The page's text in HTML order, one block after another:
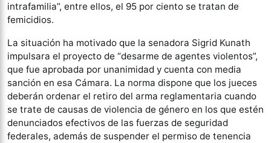
intrafamilia”, entre ellos, el 95 por ciento se tratan de
femicidios.
La situación ha motivado que la senadora Sigrid Kunath
impulsara el proyecto de “desarme de agentes violentos”,
que fue aprobada por unanimidad y cuenta con media
sanción en esa Cámara. La norma dispone que los jueces
deberán ordenar el retiro del arma reglamentaria cuando
se trate de causas de violencia de género en los que estén
denunciados efectivos de las fuerzas de seguridad
federales, además de suspender el permiso de tenencia